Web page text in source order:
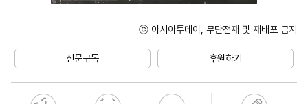
ⓒ 아시아투데이, 무단전재 및 재배포 금지
신문구독 후원하기